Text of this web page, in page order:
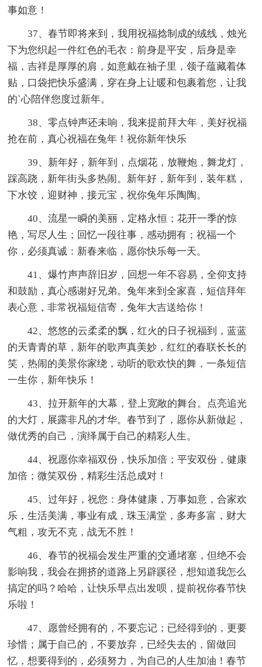
事如意！
37、春节即将来到，我用祝福捻制成的绒线，烛光
下为您织起一件红色的毛衣：前身是平安，后身是幸
福，吉祥是厚厚的肩，如意戴在袖子里，领子蕴藏着体
贴，口袋把快乐盛满，穿在身上让暖和包裹着您，让我
的`心陪伴您度过新年。
38、零点钟声还未响，我来提前拜大年，美好祝福
抢在前，真心祝福在兔年！祝你新年快乐
39、新年好，新年到，点烟花，放鞭炮，舞龙灯，
踩高跷，新年街头多热闹。新年好，新年到，装年糕，
下水饺，迎财神，接元宝，祝你兔年乐陶陶。
40、流星一瞬的美丽，定格永恒；花开一季的惊
艳，写尽人生；回忆一段往事，感动拥有；祝福一个
你，必须真诚：新春来临，愿你快乐每一天。
41、爆竹声声辞旧岁，回想一年不容易，全仰支持
和鼓励，真心感谢好兄弟。兔年来到全家喜，短信拜年
表心意，非常祝福短信寄，兔年大吉送给你！
42、悠悠的云柔柔的飘，红火的日子祝福到，蓝蓝
的天青青的草，新年的歌声真美妙，红红的春联长长的
笑，热闹的美景你家绕，动听的歌欢快的舞，一条短信
一生你，新年快乐！
43、拉开新年的大幕，登上宽敞的舞台。点亮追光
的大灯，展露非凡的才华。春节到了，愿你从新做起，
做优秀的自己，演绎属于自己的精彩人生。
44、祝愿你幸福双份，快乐加倍；平安双份，健康
加倍；微笑双份，精彩生活总成对！
45、过年好，祝您：身体健康，万事如意，合家欢
乐，生活美满，事业有成，珠玉满堂，多寿多富，财大
气粗，攻无不克，战无不胜！
46、春节的祝福会发生严重的交通堵塞，但绝不会
影响我，我会在拥挤的道路上另辟蹊径，想知道我怎么
搞定的吗？哈哈，让快乐早点出发呗，提前祝你春节快
乐啦！
47、愿曾经拥有的，不要忘记；已经得到的，更要
珍惜；属于自己的，不要放弃，已经失去的，留做回
忆，想要得到的，必须努力，为自己的人生加油！春节